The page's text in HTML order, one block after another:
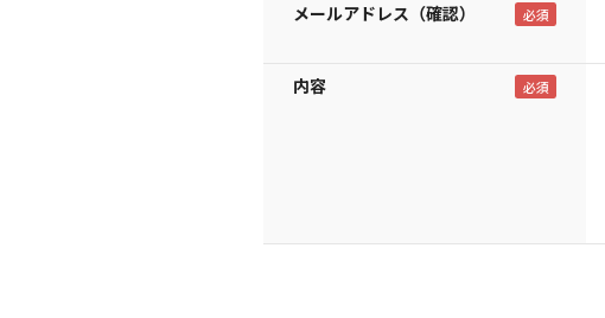
メールアドレス（確認）
内容